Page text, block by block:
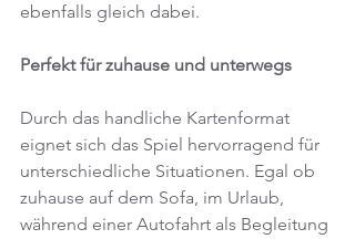
ebenfalls gleich dabei.
Perfekt für zuhause und unterwegs
Durch das handliche Kartenformat
eignet sich das Spiel hervorragend für
unterschiedliche Situationen. Egal ob
zuhause auf dem Sofa, im Urlaub,
während einer Autofahrt als Begleitung